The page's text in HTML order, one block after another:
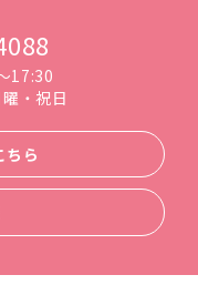
17:30
・祝日
ちら